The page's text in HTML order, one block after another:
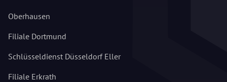
Oberhausen
Filiale Dortmund
Schlüsseldienst Düsseldorf Eller
Filiale Erkrath